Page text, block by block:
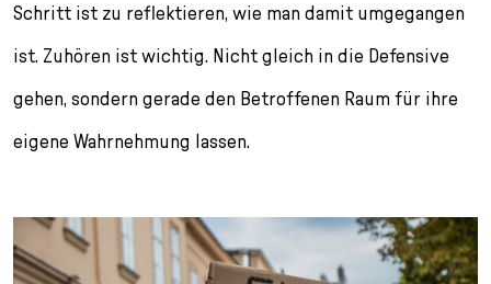
Schritt ist zu reflektieren, wie man damit umgegangen
ist. Zuhören ist wichtig. Nicht gleich in die Defensive
gehen, sondern gerade den Betroffenen Raum für ihre
eigene Wahrnehmung lassen.